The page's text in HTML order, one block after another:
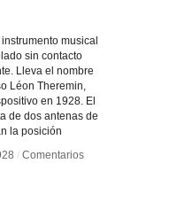
musical
sin contacto
Lleva el nombre
Léon Theremin,
en 1928. El
de dos antenas de
la posición
/ Comentarios
/ Comentarios